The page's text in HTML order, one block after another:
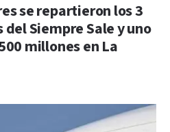
se repartieron los 3
Siempre Sale y uno
millones en La